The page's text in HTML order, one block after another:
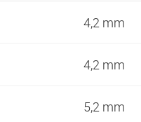
4,2 mm
4,2 mm
5,2 mm